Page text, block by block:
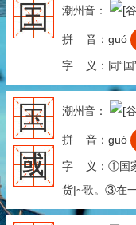
囯 潮州音：
拼 音：guó
字 义：同“国”
国
國
潮州音：
拼 音：guó
字 义：①国家
货|~歌。③在